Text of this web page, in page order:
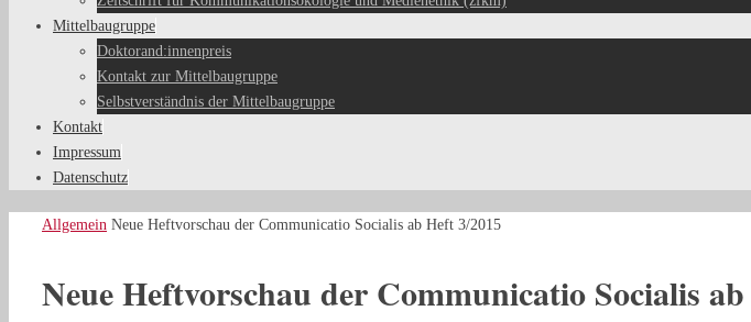
Mittelbaugruppe
Doktorand:innenpreis
Kontakt zur Mittelbaugruppe
Selbstverständnis der Mittelbaugruppe
Kontakt
Impressum
Datenschutz
Start
Allgemein Neue Heftvorschau der Communicatio Socialis ab Heft 3/2015
Neue Heftvorschau der Communicatio Socialis